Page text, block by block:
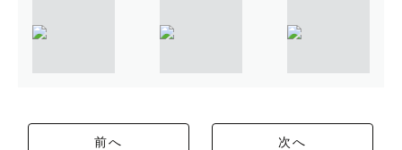
前へ 次へ